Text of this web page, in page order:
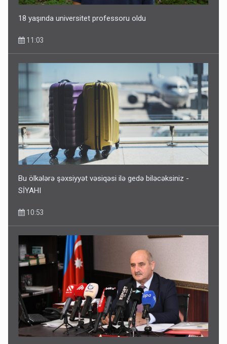
18 yaşında universitet professoru oldu
11:03
Bu ölkələrə şəxsiyyət vəsiqəsi ilə gedə biləcəksiniz -
SİYAHI
10:53